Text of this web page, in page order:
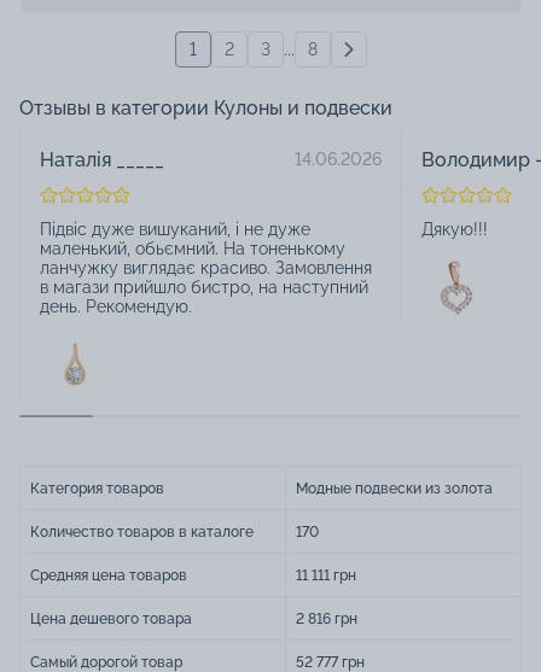
1 2 3 ... 8
Отзывы в категории Кулоны и подвески
Наталія _____ 14.06.2026
Підвіс дуже вишуканий, і не дуже
маленький, обьємний. На тоненькому
ланчужку виглядає красиво. Замовлення
в магази прийшло бистро, на наступний
день. Рекомендую.
Володимир
Дякую!!!
Категория товаров Модные подвески из золота
Количество товаров в каталоге 170
Средняя цена товаров 11 111 грн
Цена дешевого товара 2 816 грн
Самый дорогой товар 52 777 грн